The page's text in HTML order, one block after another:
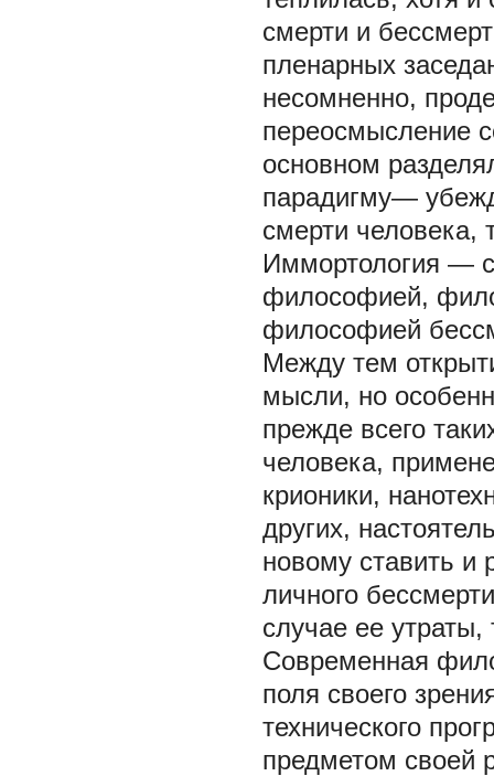
смерти и
пленарных
несомненно,
переосмысление
основном
парадигму—
смерти человека,
Иммортология —
философией,
философией
Между тем
мысли, но
прежде всего
человека,
крионики,
других,
новому ставить и
личного
случае ее
Современная
поля своего
технического
предметом своей